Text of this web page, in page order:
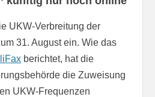
UKW-Verbreitung der
31. August ein. Wie das
berichtet, hat die
die Zuweisung
UKW-Frequenzen